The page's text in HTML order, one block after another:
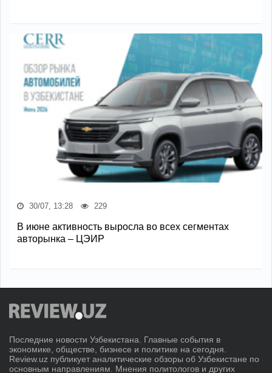
30/07, 13:28 229
В июне активность выросла во всех сегментах
авторынка – ЦЭИР
Последние новости Узбекистана. Главные события в
экономике, обществе, бизнесе и политике на сегодня.
Review.uz публикует аналитические обзоры об Узбекистане по
основным направлениям. Мнения политологов и других